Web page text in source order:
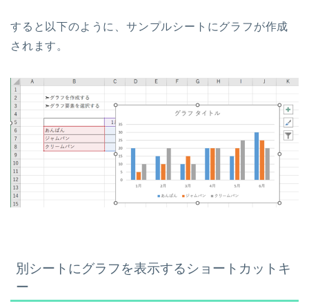
すると以下のように、サンプルシートにグラフが作成
されます。
別シートにグラフを表示するショートカットキ
ー